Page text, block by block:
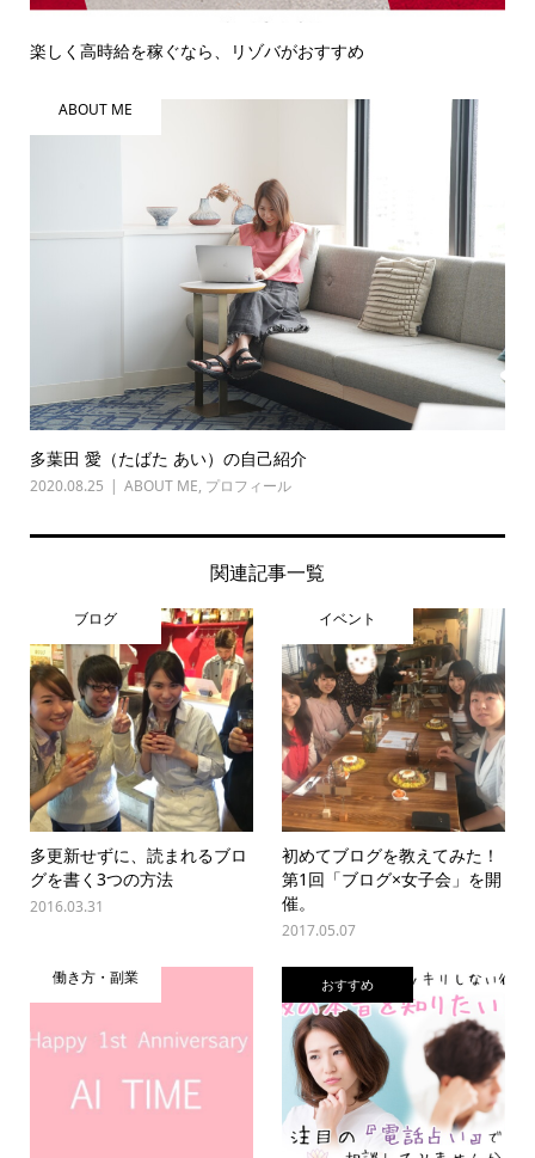
楽しく高時給を稼ぐなら、リゾバがおすすめ
ABOUT ME
多葉田 愛（たばた あい）の自己紹介
2020.08.25 ABOUT ME, プロフィール
関連記事一覧
ブログ
多更新せずに、読まれるブロ
グを書く3つの方法
2016.03.31
イベント
初めてブログを教えてみた！
第1回「ブログ×女子会」を開
催。
2017.05.07
働き方・副業 おすすめ